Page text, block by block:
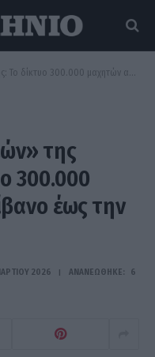
μαχητών από τον Λίβανο έως την Υεμένη
της
300.000
έως την
2026 ΑΝΑΝΕΏΘΗΚΕ: 6